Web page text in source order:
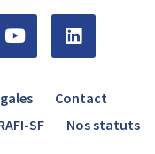
Contact
SF Nos statuts